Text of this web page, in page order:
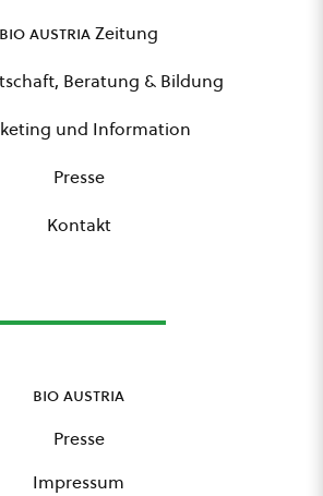
bio austriaZeitung
Beratung & Bildung
und Information
Presse
Kontakt
bio austria
Presse
Impressum